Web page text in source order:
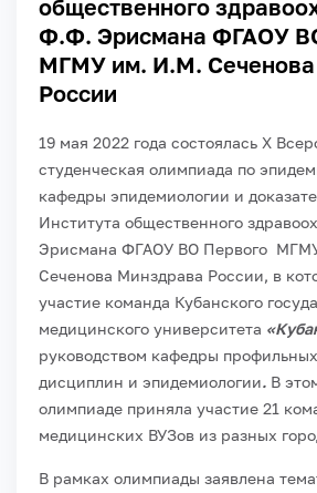
общественного
Ф.Ф. Эрисмана ФГАОУ
МГМУ им. И.М.
России
19 мая 2022 года состоялась Х
студенческая олимпиада по
кафедры эпидемиологии и
Института общественного
Эрисмана ФГАОУ ВО Первого
Сеченова Минздрава России, в
участие команда Кубанского
медицинского университета
руководством кафедры
дисциплин и эпидемиологии. В
олимпиаде приняла участие 21
медицинских ВУЗов из разных
В рамках олимпиады заявлена